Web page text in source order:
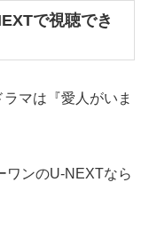
で視聴でき
マは『愛人がいま
ワンのU-NEXTなら